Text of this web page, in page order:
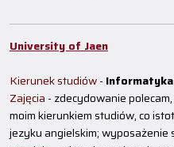
University of Jaen
Kierunek studiów-
Zajęcia - zdecydowanie
moim kierunkiem studiów, co
jezyku angielskim;